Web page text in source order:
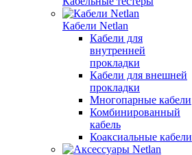
Кабели Netlan
Кабели для
внутренней
прокладки
Кабели для внешней
прокладки
Многопарные кабели
Комбинированный
кабель
Коаксиальные кабели